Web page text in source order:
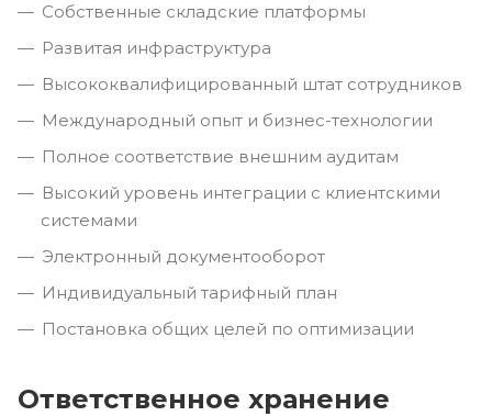
Собственные складские платформы
Развитая инфраструктура
Высококвалифицированный штат сотрудников
Международный опыт и бизнес-технологии
Полное соответствие внешним аудитам
Высокий уровень интеграции с клиентскими
системами
Электронный документооборот
Индивидуальный тарифный план
Постановка общих целей по оптимизации
Ответственное хранение